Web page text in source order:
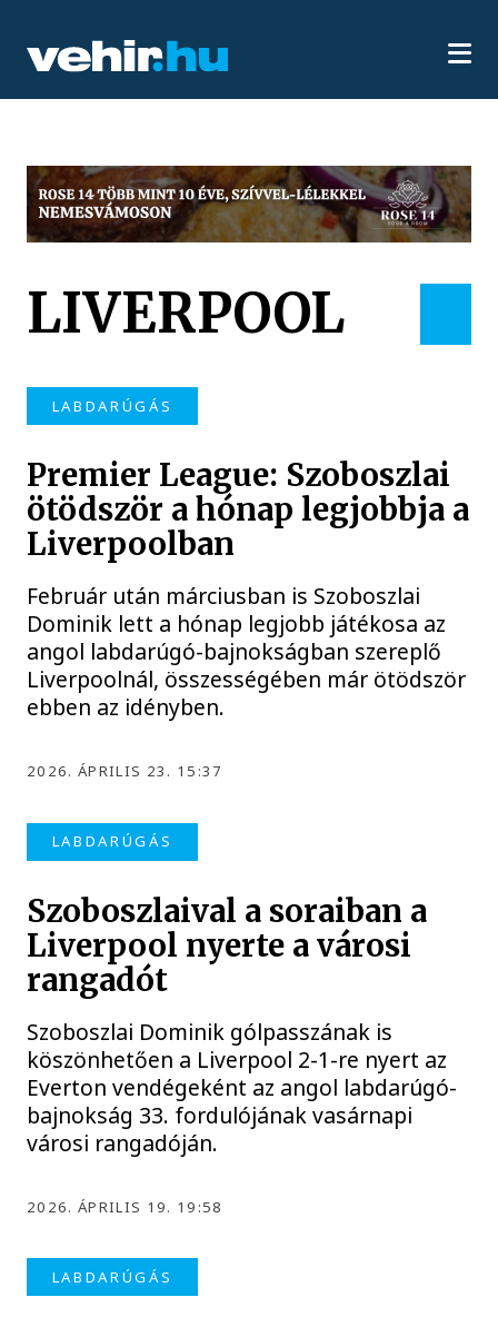
LIVERPOOL
LABDARÚGÁS
Premier League: Szoboszlai
ötödször a hónap legjobbja a
Liverpoolban
Február után márciusban is Szoboszlai
Dominik lett a hónap legjobb játékosa az
angol labdarúgó-bajnokságban szereplő
Liverpoolnál, összességében már ötödször
ebben az idényben.
2026. ÁPRILIS 23. 15:37
LABDARÚGÁS
Szoboszlaival a soraiban a
Liverpool nyerte a városi
rangadót
Szoboszlai Dominik gólpasszának is
köszönhetően a Liverpool 2-1-re nyert az
Everton vendégeként az angol labdarúgó-
bajnokság 33. fordulójának vasárnapi
városi rangadóján.
2026. ÁPRILIS 19. 19:58
LABDARÚGÁS